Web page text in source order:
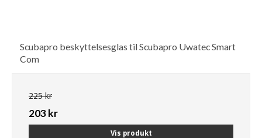
Scubapro beskyttelsesglas til Scubapro Uwatec Smart
Com
225 kr
203 kr
Vis produkt